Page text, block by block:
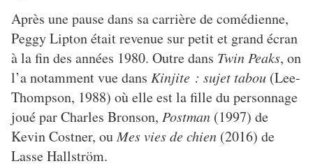
Après une pause dans sa carrière de comédienne,
Peggy Lipton était revenue sur petit et grand écran
à la fin des années 1980. Outre dans Twin Peaks, on
l’a notamment vue dans Kinjite : sujet tabou (Lee-
Thompson, 1988) où elle est la fille du personnage
joué par Charles Bronson, Postman (1997) de
Kevin Costner, ouMes vies de chien (2016) de
Lasse Hallström.